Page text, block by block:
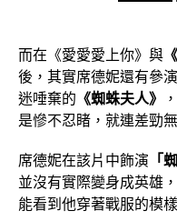
而在《愛愛愛上你》與
後，其實席德妮還有參
迷唾棄的 《蜘蛛夫人》
是慘不忍睹，就連差勁
席德妮在該片中飾演 「
並沒有實際變身成英雄
能看到他穿著戰服的模樣